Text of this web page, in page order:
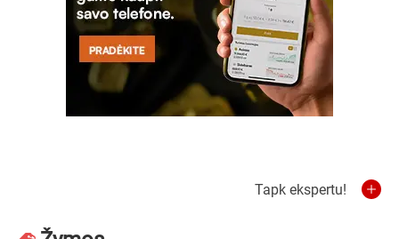
Tapk ekspertu!